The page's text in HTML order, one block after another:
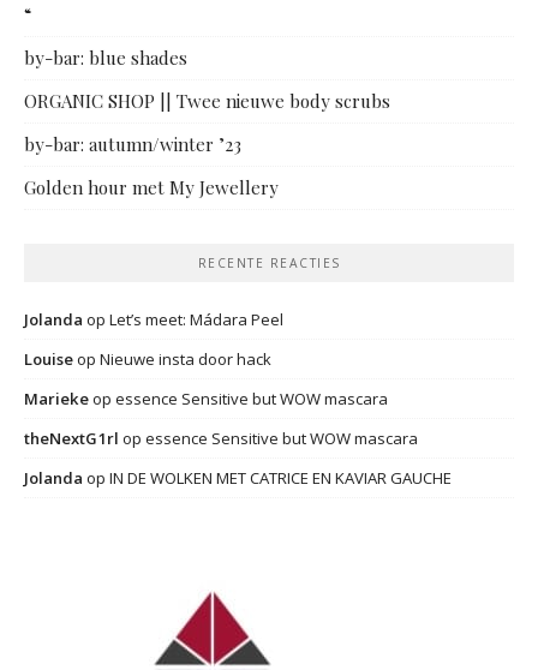
“
by-bar: blue shades
ORGANIC SHOP || Twee nieuwe body scrubs
by-bar: autumn/winter ’23
Golden hour met My Jewellery
RECENTE REACTIES
Jolanda op Let’s meet: Mádara Peel
Louiseop Nieuwe insta door hack
Mariekeop essence Sensitive but WOW mascara
theNextG1rl op essence Sensitive but WOW mascara
Jolanda op IN DE WOLKEN MET CATRICE EN KAVIAR GAUCHE